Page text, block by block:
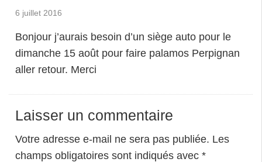
6 juillet 2016
Bonjour j’aurais besoin d’un siège auto pour le
dimanche 15 août pour faire palamos Perpignan
aller retour. Merci
Laisser un commentaire
Votre adresse e-mail ne sera pas publiée. Les
champs obligatoires sont indiqués avec *